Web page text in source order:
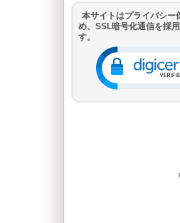
本サイトはプライバシー
め、SSL暗号化通信を採
す。